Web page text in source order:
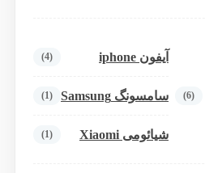
(6)
آیفون iphone (4)
سامسونگ Samsung (1)
شیائومی Xiaomi (1)